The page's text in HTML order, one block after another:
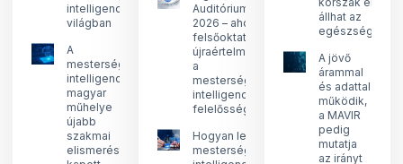
intelligencia
világban
A
mesterséges
intelligencia
magyar
műhelye
újabb
szakmai
elismerést
Auditóriuma
2026 – ahol a
felsőoktatás
újraértelmezi
a
mesterséges
intelligencia
felelősségét
Hogyan lesz a
mesterséges
állhat az
egészségügy
A jövő
árammal
és adattal
működik,
a MAVIR
pedig
mutatja
az irányt